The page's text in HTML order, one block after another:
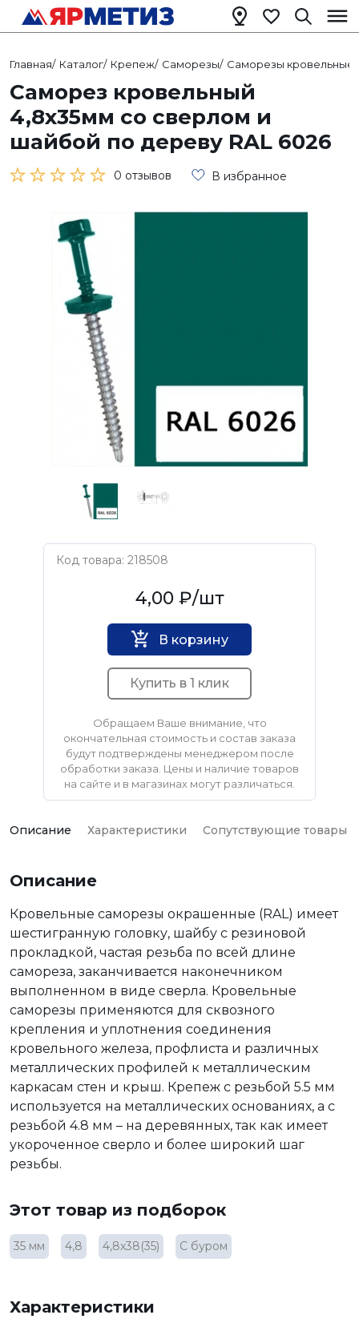
Главная/ Каталог/ Крепеж/ Саморезы/ Саморезы кровельные
Саморез кровельный
4,8х35мм со сверлом и
шайбой по дереву RAL 6026
0 отзывов В избранное
Код товара: 218508
4,00 ₽/шт
В корзину
Купить в 1 клик
Обращаем Ваше внимание, что
окончательная стоимость и состав заказа
будут подтверждены менеджером после
обработки заказа. Цены и наличие товаров
на сайте и в магазинах могут различаться.
Описание Характеристики Сопутствующие товары
Описание
Кровельные саморезы окрашенные (RAL) имеет
шестигранную головку, шайбу с резиновой
прокладкой, частая резьба по всей длине
самореза, заканчивается наконечником
выполненном в виде сверла. Кровельные
саморезы применяются для сквозного
крепления и уплотнения соединения
кровельного железа, профлиста и различных
металлических профилей к металлическим
каркасам стен и крыш. Крепеж с резьбой 5.5 мм
используется на металлических основаниях, а с
резьбой 4.8 мм – на деревянных, так как имеет
укороченное сверло и более широкий шаг
резьбы.
Этот товар из подборок
35 мм 4,8 4,8х38(35) С буром
Характеристики